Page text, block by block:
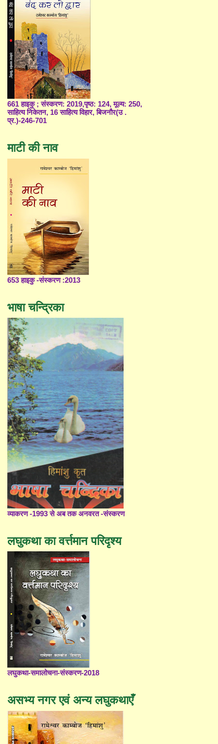
661 हाइकु ; संस्करण: 2019,पृष्ठ: 124, मूल्य: 250,
साहित्य निकेतन, 16 साहित्य विहार, बिजनौर(उ .
प्र.)-246-701
माटी की नाव
653 हाइकु -संस्करण :2013
भाषा चन्द्रिका
व्याकरण -1993 से अब तक अनवरत -संस्करण
लघुकथा का वर्त्तमान परिदृश्य
लघुकथा-समालोचना-संस्करण-2018
असभ्य नगर एवं अन्य लघुकथाएँ